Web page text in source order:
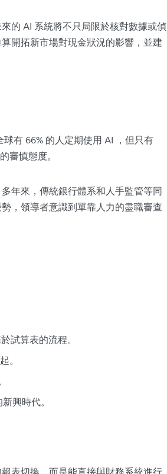
的 AI 系統將不只局限於核對數據或偵
開拓新市場對現金狀況的影響，並建
球有 66% 的人定期使用 AI ，但只有
審慎態度。
年來，傳統銀行體系和人手監管等同
，領導者意識到單靠人力的盡職審查
試算表的流程。
。
興時代。
表切換，而是能直接與財務系統進行